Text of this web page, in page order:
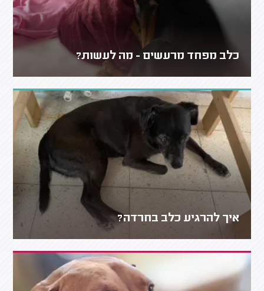
כלב מפחד מרעשים - מה לעשות?
איך להרגיע כלב בחרדה?